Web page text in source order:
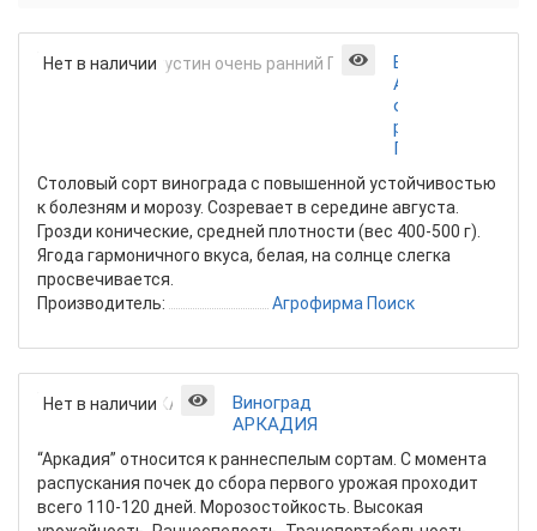
Нет в наличии
Виноград
Августин
очень
ранний
Поиск
Столовый сорт винограда c повышенной устойчивостью
к болезням и морозу. Созревает в середине августа.
Грозди конические, средней плотности (вес 400-500 г).
Ягода гармоничного вкуса, белая, на солнце слегка
просвечивается.
Производитель:
Агрофирма Поиск
Нет в наличии
Виноград
АРКАДИЯ
“Аркадия” относится к раннеспелым сортам. С момента
распускания почек до сбора первого урожая проходит
всего 110-120 дней. Морозостойкость. Высокая